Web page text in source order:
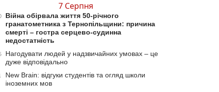
7 Серпня
Війна обірвала життя 50-річного
гранатометника з Тернопільщини: причина
смерті – гостра серцево-судинна
недостатність
Нагодувати людей у надзвичайних умовах – це
дуже відповідально
New Brain: відгуки студентів та огляд школи
іноземних мов